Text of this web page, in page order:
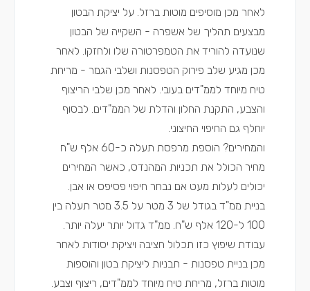
לאחר מכן מוסיפים מוטות ברזל. על יציקת הבטון
מבצעים תהליך של אשפרה - השקייה של הבטון
שנועדה להוריד את הטמפרטורה שלו ולחזקו. לאחר
מכן מגיע שלב פירוק הטפסנות ושלבי הגמר - מריחת
טיח מיוחד לממ"דים בעובי. לאחר מכן שלבי הריצוף
והצבע, התקנת החלון והדלת של הממ"דים. לבסוף
יוחלף גם החיפוי החיצוני.
והמחירים? הוספת מרפסת תעלה כ-60 אלף ש"ח
מחיר הכולל את תכניות המהנדס, כאשר המחירים
יכולים לעלות מעט אם נבחר חיפוי פסיפס או אבן.
בניית ממ"ד בגודל של 3 מטר על 3.5 מטר תעלה בין
100 ל-120 אלף ש"ח. ממ"ד גדול יותר יעלה יותר.
עבודת שיפוץ כזו תכלול חציבה ויציקת יסודות לאחר
מכן בניית טפסנות - תבניות ליציקת בטון והוספות
מוטות ברזל, מריחת טיח מיוחד לממ"דים, ריצוף וצבע.